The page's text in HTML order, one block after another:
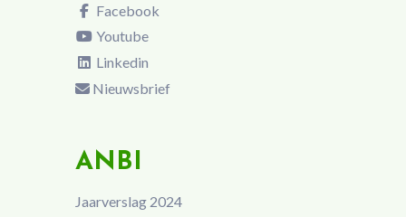
Facebook
Youtube
Linkedin
Nieuwsbrief
ANBI
Jaarverslag 2024